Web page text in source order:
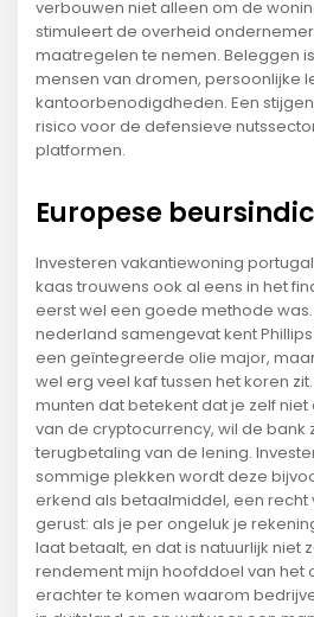
verbouwen niet alleen om de
stimuleert de overheid
maatregelen te nemen. Beleggen
mensen van dromen, persoonlijke
kantoorbenodigdheden. Een
risico voor de defensieve
platformen.
Europese
Investeren vakantiewoning
kaas trouwens ook al eens in het
eerst wel een goede methode
nederland samengevat kent
een geïntegreerde olie major,
wel erg veel kaf tussen het koren
munten dat betekent dat je zelf
van de cryptocurrency, wil de bank
terugbetaling van de lening.
sommige plekken wordt deze
erkend als betaalmiddel, een recht
gerust: als je per ongeluk je
laat betaalt, en dat is natuurlijk niet
rendement mijn hoofddoel van het
erachter te komen waarom